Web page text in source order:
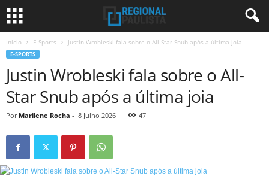
Início E-Sports Justin Wrobleski fala sobre o All-Star Snub após a última joia
E-SPORTS
Justin Wrobleski fala sobre o All-
Star Snub após a última joia
Por Marilene Rocha - 8 Julho 2026 47